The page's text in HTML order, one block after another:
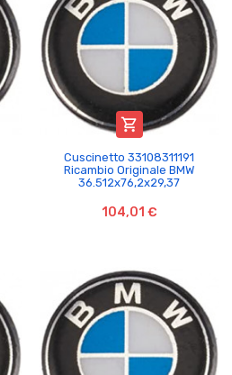

Cuscinetto 33108311191
Ricambio Originale BMW
36.512x76,2x29,37
104,01 €